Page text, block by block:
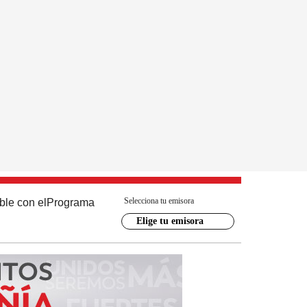
con el Programa Selecciona tu emisora
Elige tu emisora